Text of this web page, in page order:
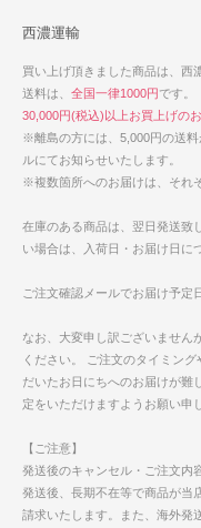
西濃運輸
買い上げ頂きました商品は、西
送料は、 全国一律1000円 です。
30,000円(税込)以上お買上げの
※離島の方には、5,000円の送
ルにてお知らせいたします。
※複数箇所へのお届けは、それ
在庫のある商品は、翌日発送致
い場合は、入荷日・お届け日に
ご注文確認メールでお届け予定
なお、大変申し訳ございません
ください。 ご注文のタイミン
だいたお日にちへのお届けが難
定をいただけますようお願い申
【ご注意】
発送後のキャンセル・ご注文内
発送後、長期不在等で商品が当
請求いたします。また、海外発